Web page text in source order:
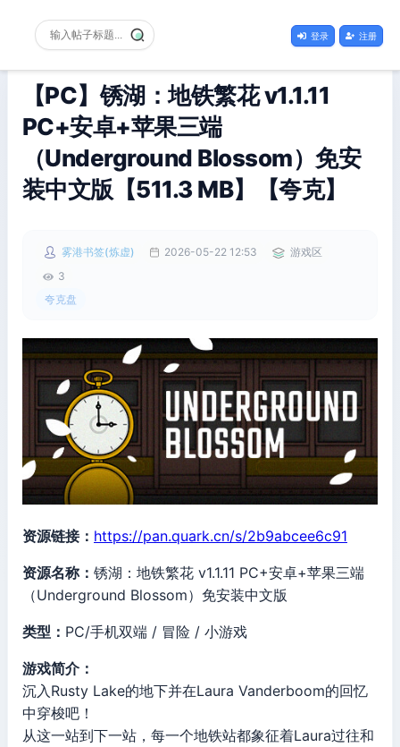
登录 注册
【PC】锈湖：地铁繁花 v1.1.11
PC+安卓+苹果三端
（Underground Blossom）免安
装中文版【511.3 MB】【夸克】
雾港书签(炼虚) 2026-05-22 12:53
游戏区
3
夸克盘
资源链接： https://pan.quark.cn/s/2b9abcee6c91
资源名称： 锈湖：地铁繁花 v1.1.11 PC+安卓+苹果三端
（Underground Blossom）免安装中文版
类型： PC/手机双端 / 冒险 / 小游戏
游戏简介：
沉入Rusty Lake的地下并在Laura Vanderboom的回忆
中穿梭吧！
从这一站到下一站，每一个地铁站都象征着Laura过往和